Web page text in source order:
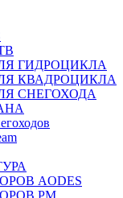
ГИДРОЦИКЛА
КВАДРОЦИКЛА
СНЕГОХОДА
AODES
РМ